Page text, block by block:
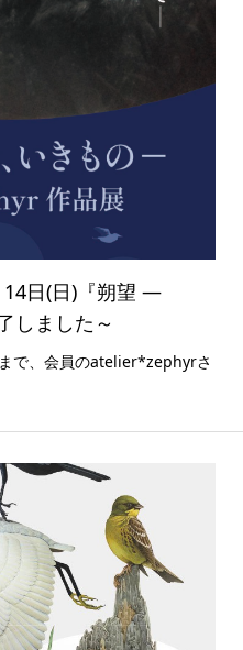
日(日)『朔望 ―
しました～
で、会員のatelier*zephyrさ